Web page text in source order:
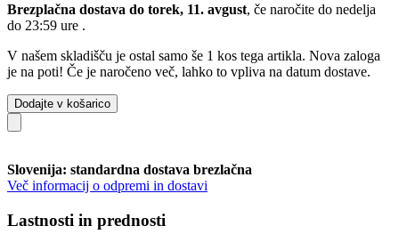
Brezplačna dostava do torek, 11. avgust, če naročite do nedelja
do 23:59 ure .
V našem skladišču je ostal samo še 1 kos tega artikla. Nova zaloga
je na poti! Če je naročeno več, lahko to vpliva na datum dostave.
Dodajte v košarico
Slovenija: standardna dostava brezlačna
Več informacij o odpremi in dostavi
Lastnosti in prednosti